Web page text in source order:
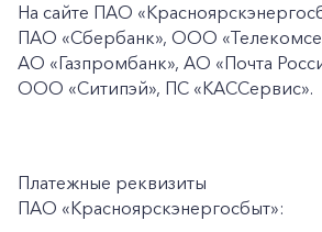
На сайте ПАО
ПАО «Сбербанк», ООО
АО «Газпромбанк», АО «Почта
ООО «Ситипэй», ПС «КАССервис».
Платежные реквизиты
ПАО «Красноярскэнергосбыт»: